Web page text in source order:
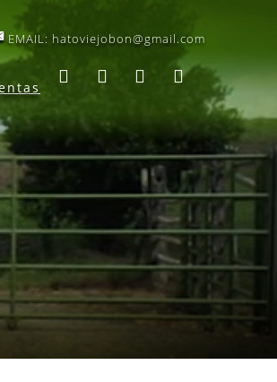
EMAIL: hatoviejobon@gmail.com